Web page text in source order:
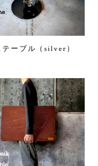
ーブル（silver）